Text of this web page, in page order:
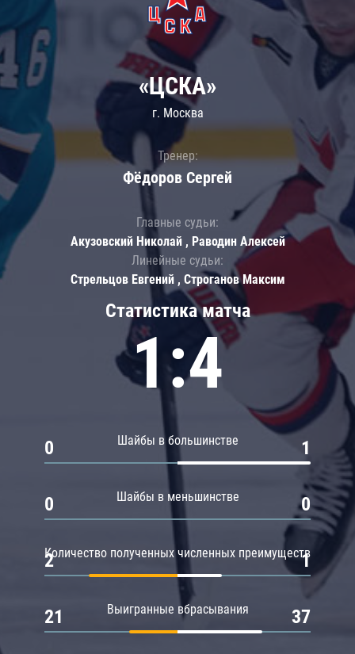
Статистика матча
1:4
Шайбы в большинстве
0 1
Шайбы в меньшинстве
0 0
Количество полученных численных преимуществ
2 1
Выигранные вбрасывания
21 37
«ЦСКА»
г. Москва
Тренер:
Фёдоров Сергей
Главные судьи:
Акузовский Николай , Раводин Алексей
Линейные судьи:
Стрельцов Евгений , Строганов Максим